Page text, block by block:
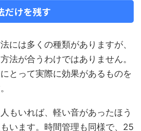
だけを残す
には多くの種類がありますが、
法が合うわけではありません。
とって実際に効果があるものを
もいれば、軽い音があったほう
います。時間管理も同様で、25